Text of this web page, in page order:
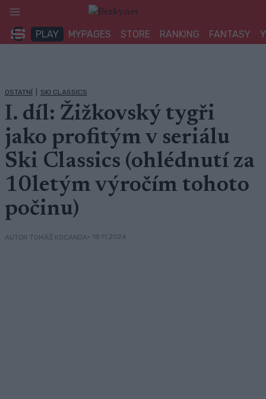
Přeskočit
obsah
PLAY MYPAGES STORE RANKING FANTASY
OSTATNÍ SKI CLASSICS
I. díl: Žižkovský tygři
jako profitým v seriálu
Ski Classics (ohlédnutí za
10letým výročím tohoto
počinu)
AUTOR TOMÁŠ KOCANDA• 18.11.2024